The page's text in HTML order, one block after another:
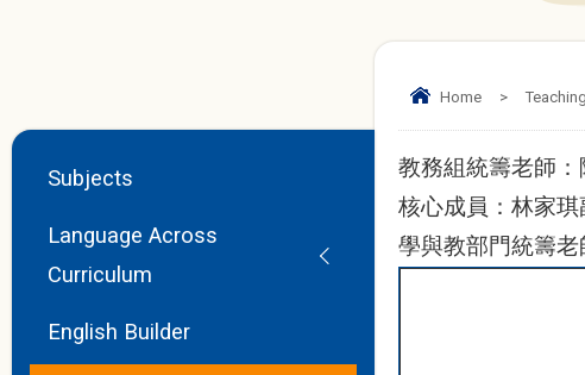
Home >
教務組統籌老師
核心成員：林家
學與教部門統籌老
Subjects
Language Across
Curriculum
English Builder